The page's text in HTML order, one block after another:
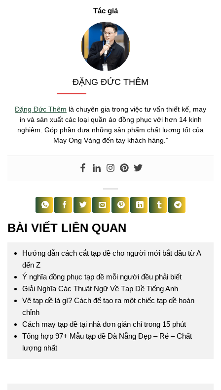
ĐẶNG ĐỨC THÊM
Đặng Đức Thêm là chuyên gia trong việc tư vấn thiết kế, may
in và sản xuất các loại quần áo đồng phục với hơn 14 kinh
nghiệm. Góp phần đưa những sản phẩm chất lượng tốt của
May Ong Vàng đến tay khách hàng.”
BÀI VIẾT LIÊN QUAN
Hướng dẫn cách cắt tạp dề cho người mới bắt đầu từ A
đến Z
Ý nghĩa đồng phục tạp dề mỗi người đều phải biết
Giải Nghĩa Các Thuật Ngữ Về Tạp Dề Tiếng Anh
Vẽ tạp dề là gì? Cách để tạo ra một chiếc tạp dề hoàn
chỉnh
Cách may tạp dề tại nhà đơn giản chỉ trong 15 phút
Tổng hợp 97+ Mẫu tạp dề Đà Nẵng Đẹp – Rẻ – Chất
lượng nhất